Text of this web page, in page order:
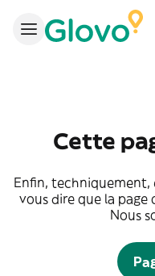
Cette
Enfin, techniquement,
vous dire que la page
Nous